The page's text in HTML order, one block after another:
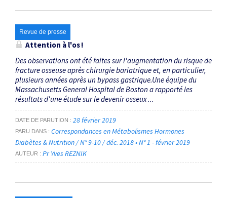
Revue de presse
Attention à l'os !
Des observations ont été faites sur l'augmentation du risque de
fracture osseuse après chirurgie bariatrique et, en particulier,
plusieurs années après un bypass gastrique.Une équipe du
Massachusetts General Hospital de Boston a rapporté les
résultats d'une étude sur le devenir osseux ...
DATE DE PARUTION 28 février 2019
PARU DANS
Correspondances en Métabolismes Hormones
Diabètes & Nutrition / N° 9-10 / déc. 2018 • N° 1 - février 2019
AUTEUR Pr Yves REZNIK